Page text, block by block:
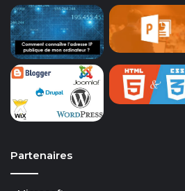
Partenaires